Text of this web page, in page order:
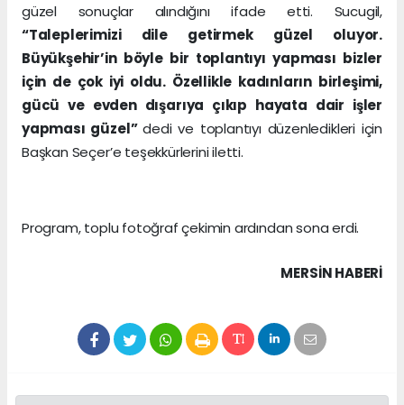
güzel sonuçlar alındığını ifade etti. Sucugil,
“Taleplerimizi dile getirmek güzel oluyor.
Büyükşehir’in böyle bir toplantıyı yapması bizler
için de çok iyi oldu. Özellikle kadınların birleşimi,
gücü ve evden dışarıya çıkıp hayata dair işler
yapması güzel”dedi ve toplantıyı düzenledikleri için
Başkan Seçer’e teşekkürlerini iletti.
Program, toplu fotoğraf çekimin ardından sona erdi.
MERSIN HABERİ